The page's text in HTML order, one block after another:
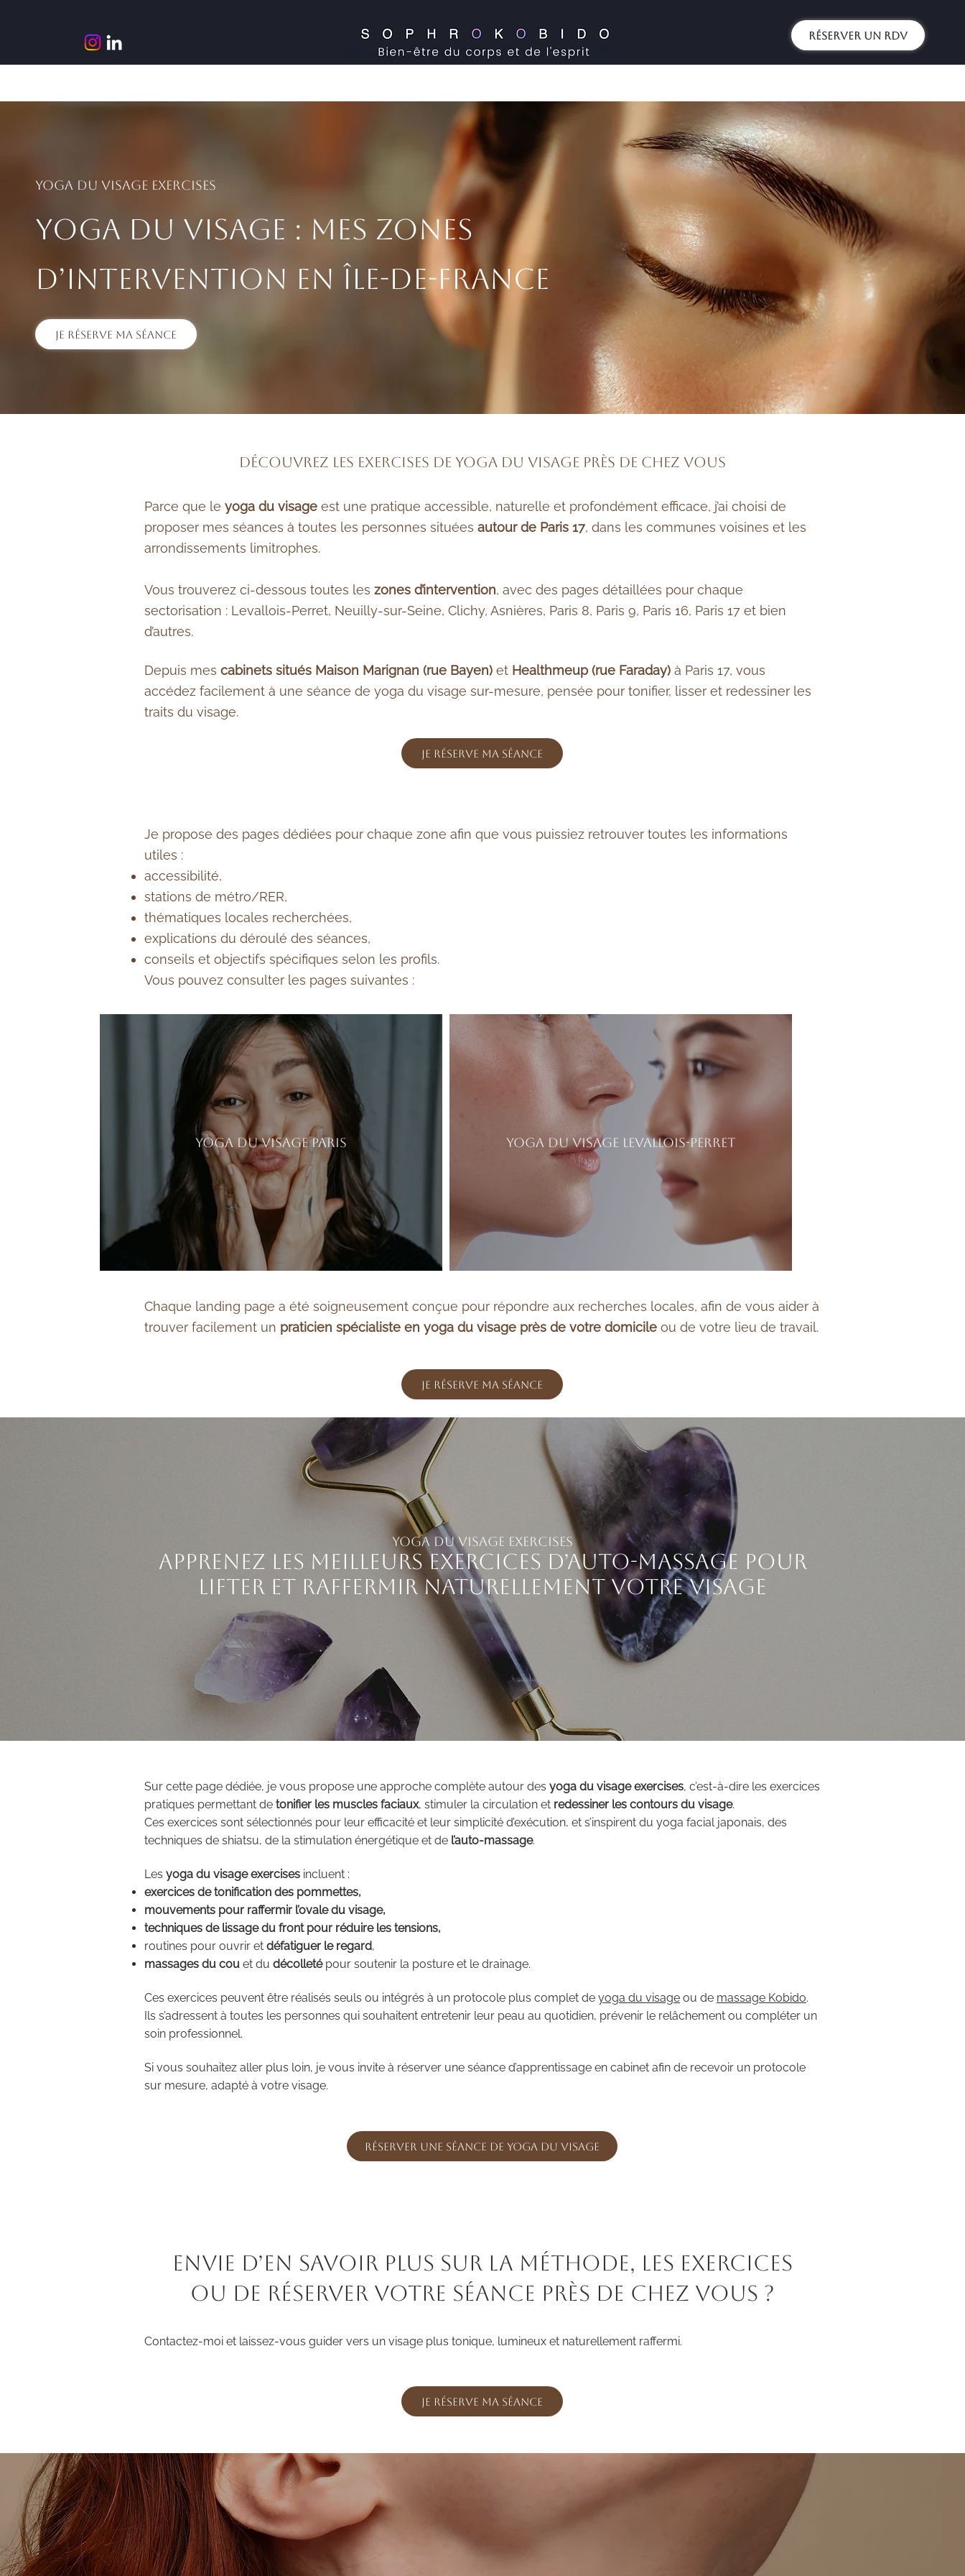
Réserver un RDV
Yoga du Visage Exercises
Yoga du Visage : Mes zones
d’intervention en Île-de-France
Je réserve ma séance
Découvrez les exercises de yoga du visage près de chez vous
Parce que le yoga du visage est une pratique accessible, naturelle et profondément efficace, j’ai choisi de
proposer mes séances à toutes les personnes situées autour de Paris 17, dans les communes voisines et les
arrondissements limitrophes.
Vous trouverez ci-dessous toutes les zones d’intervention, avec des pages détaillées pour chaque
sectorisation : Levallois-Perret, Neuilly-sur-Seine, Clichy, Asnières, Paris 8, Paris 9, Paris 16, Paris 17 et bien
d’autres.
Depuis mes cabinets situés Maison Marignan (rue Bayen) et Healthmeup (rue Faraday) à Paris 17, vous
accédez facilement à une séance de yoga du visage sur-mesure, pensée pour tonifier, lisser et redessiner les
traits du visage.
Je réserve ma séance
Je propose des pages dédiées pour chaque zone afin que vous puissiez retrouver toutes les informations
utiles :
accessibilité,
stations de métro/RER,
thématiques locales recherchées,
explications du déroulé des séances,
conseils et objectifs spécifiques selon les profils.
Vous pouvez consulter les pages suivantes :
Yoga du Visage Paris Yoga du Visage Levallois-Perret
Chaque landing page a été soigneusement conçue pour répondre aux recherches locales, afin de vous aider à
trouver facilement un praticien spécialiste en yoga du visage près de votre domicile ou de votre lieu de travail.
Je réserve ma séance
Yoga du Visage Exercises
apprenez les meilleurs exercices d’auto-massage pour
lifter et raffermir naturellement votre visage
Sur cette page dédiée, je vous propose une approche complète autour des yoga du visage exercises, c’est-à-dire les exercices
pratiques permettant de tonifier les muscles faciaux, stimuler la circulation et redessiner les contours du visage.
Ces exercices sont sélectionnés pour leur efficacité et leur simplicité d’exécution, et s’inspirent du yoga facial japonais, des
techniques de shiatsu, de la stimulation énergétique et de l’auto-massage.
Les yoga du visage exercises incluent :
exercices de tonification des pommettes,
mouvements pour raffermir l’ovale du visage,
techniques de lissage du front pour réduire les tensions,
routines pour ouvrir et défatiguer le regard,
massages du cou et du décolletépour soutenir la posture et le drainage.
Ces exercices peuvent être réalisés seuls ou intégrés à un protocole plus complet de yoga du visage ou de massage Kobido.
Ils s’adressent à toutes les personnes qui souhaitent entretenir leur peau au quotidien, prévenir le relâchement ou compléter un
soin professionnel.
Si vous souhaitez aller plus loin, je vous invite à réserver une séance d’apprentissage en cabinet afin de recevoir un protocole
sur mesure, adapté à votre visage.
Réserver une séance de Yoga du Visage
Envie d’en savoir plus sur la méthode, les exercices
ou de réserver votre séance près de chez vous ?
Contactez-moi et laissez-vous guider vers un visage plus tonique, lumineux et naturellement raffermi.
Je réserve ma séance